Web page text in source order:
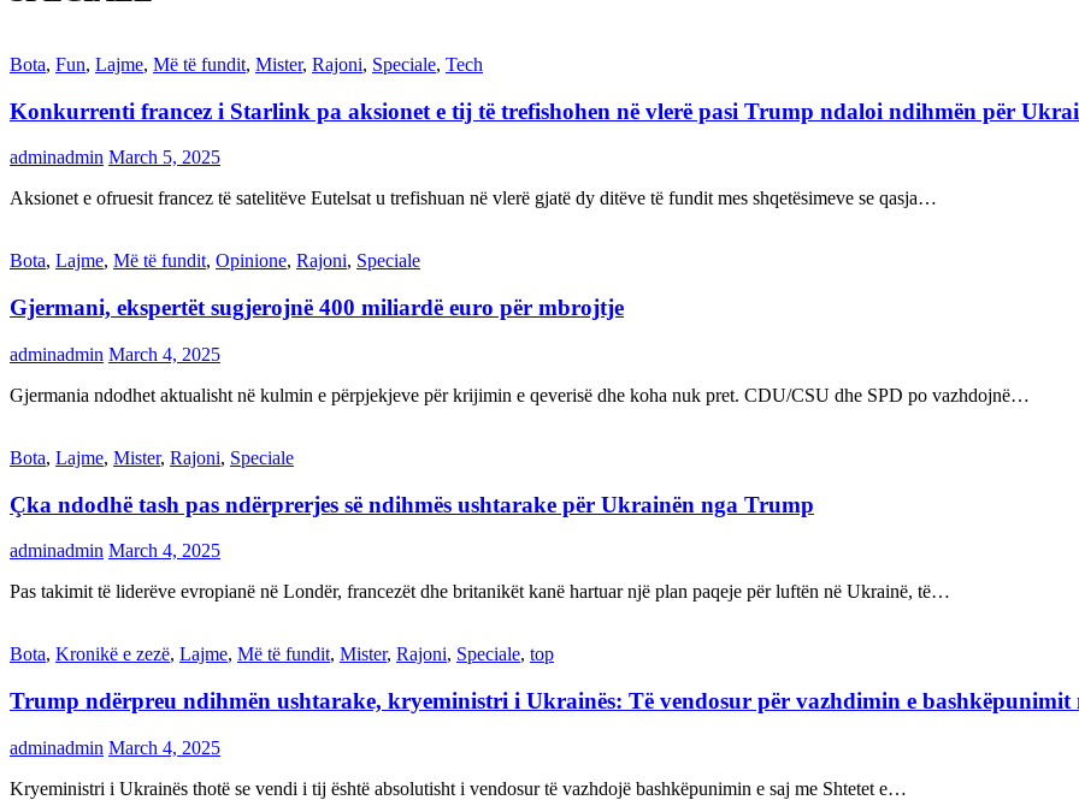
Bota, Fun, Lajme, Më të fundit, Mister, Rajoni, Speciale, Tech
Konkurrenti francez i Starlink pa aksionet e tij të trefishohen në vlerë pasi Trump ndaloi ndihmën për
adminadmin March 5, 2025
Aksionet e ofruesit francez të satelitëve Eutelsat u trefishuan në vlerë gjatë dy ditëve të fundit mes shqetësimeve se qasja…
Bota, Lajme, Më të fundit, Opinione, Rajoni, Speciale
Gjermani, ekspertët sugjerojnë 400 miliardë euro për mbrojtje
adminadmin March 4, 2025
Gjermania ndodhet aktualisht në kulmin e përpjekjeve për krijimin e qeverisë dhe koha nuk pret. CDU/CSU dhe SPD po vazhdojnë…
Bota, Lajme, Mister, Rajoni, Speciale
Çka ndodhë tash pas ndërprerjes së ndihmës ushtarake për Ukrainën nga Trump
adminadmin March 4, 2025
Pas takimit të liderëve evropianë në Londër, francezët dhe britanikët kanë hartuar një plan paqeje për luftën në Ukrainë, të…
Bota, Kronikë e zezë, Lajme, Më të fundit, Mister, Rajoni, Speciale, top
Trump ndërpreu ndihmën ushtarake, kryeministri i Ukrainës: Të vendosur për vazhdimin e bashkëpunimit
adminadmin March 4, 2025
Kryeministri i Ukrainës thotë se vendi i tij është absolutisht i vendosur të vazhdojë bashkëpunimin e saj me Shtetet e…